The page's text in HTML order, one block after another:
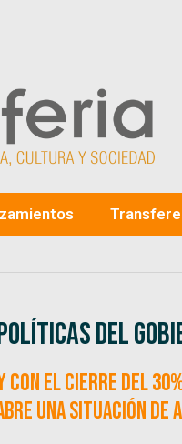
del
con el cierre del
una situación de